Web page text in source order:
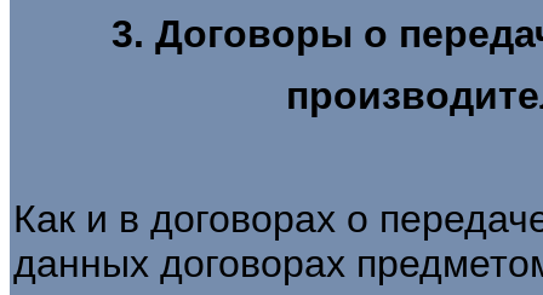
3. Договоры о
Как и в договорах о
данных договорах